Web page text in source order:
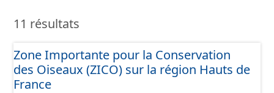
11 résultats
Zone Importante pour la Conservation
des Oiseaux (ZICO) sur la région Hauts de
France